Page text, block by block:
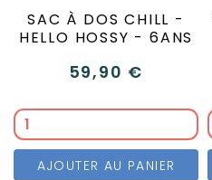
SAC À DOS CHILL -
HELLO HOSSY - 6ANS
59,90 €
AJOUTER AU PANIER